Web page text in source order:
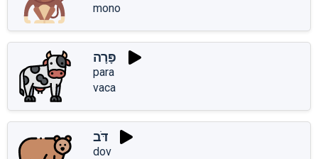
mono
פָּרָה
para
vaca
דֹּב
dov